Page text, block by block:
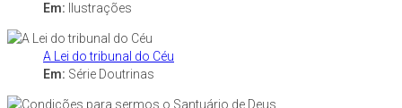
Em: Ilustrações
A Lei do tribunal do Céu
Em: Série Doutrinas